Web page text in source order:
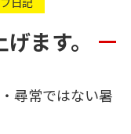
ます。
尋常ではない暑